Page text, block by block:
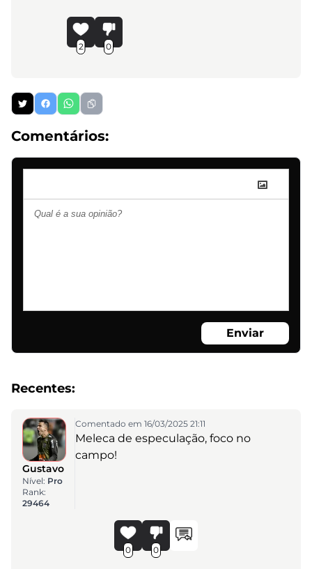
2 0
Comentários:
Enviar
Recentes:
Gustavo
Nível: Pro
Rank:
29464
Comentado em 16/03/2025 21:11
Meleca de especulação, foco no
campo!
0 0